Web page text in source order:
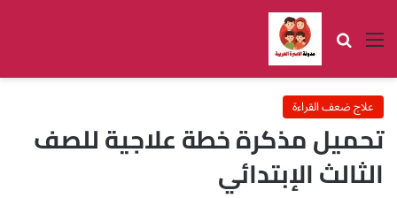
القائمة بحث عن
علاج ضعف القراءة
تحميل مذكرة خطة علاجية للصف
الثالث الإبتدائي